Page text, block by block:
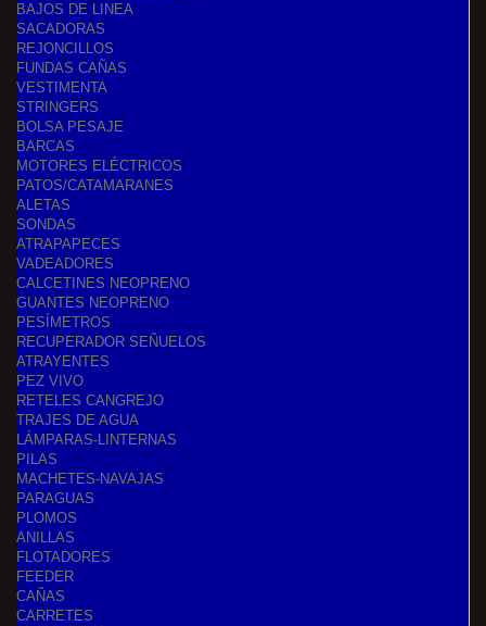
BAJOS DE LINEA
SACADORAS
REJONCILLOS
FUNDAS CAÑAS
VESTIMENTA
STRINGERS
BOLSA PESAJE
BARCAS
MOTORES ELÉCTRICOS
PATOS/CATAMARANES
ALETAS
SONDAS
ATRAPAPECES
VADEADORES
CALCETINES NEOPRENO
GUANTES NEOPRENO
PESÍMETROS
RECUPERADOR SEÑUELOS
ATRAYENTES
PEZ VIVO
RETELES CANGREJO
TRAJES DE AGUA
LÁMPARAS-LINTERNAS
PILAS
MACHETES-NAVAJAS
PARAGUAS
PLOMOS
ANILLAS
FLOTADORES
FEEDER
CAÑAS
CARRETES